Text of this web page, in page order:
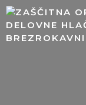
Skip
to
content